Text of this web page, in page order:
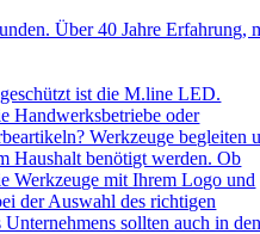
Über 40 Jahre Erfahrung,
ist die M.line LED.
Handwerksbetriebe oder
Werkzeuge begleiten
Haushalt benötigt werden. Ob
Werkzeuge mit Ihrem Logo und
der Auswahl des richtigen
sollten auch in